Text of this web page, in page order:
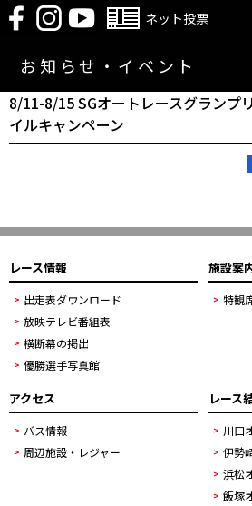
ネット投票
お知らせ・イベント
8/11-8/15 SGオートレースグランプ
イルキャンペーン
レース情報
出走表ダウンロード
放映テレビ番組表
横断幕の掲出
優勝選手写真館
施設案
特観
アクセス
バス情報
周辺施設・レジャー
レース
川口
伊勢
浜松
飯塚